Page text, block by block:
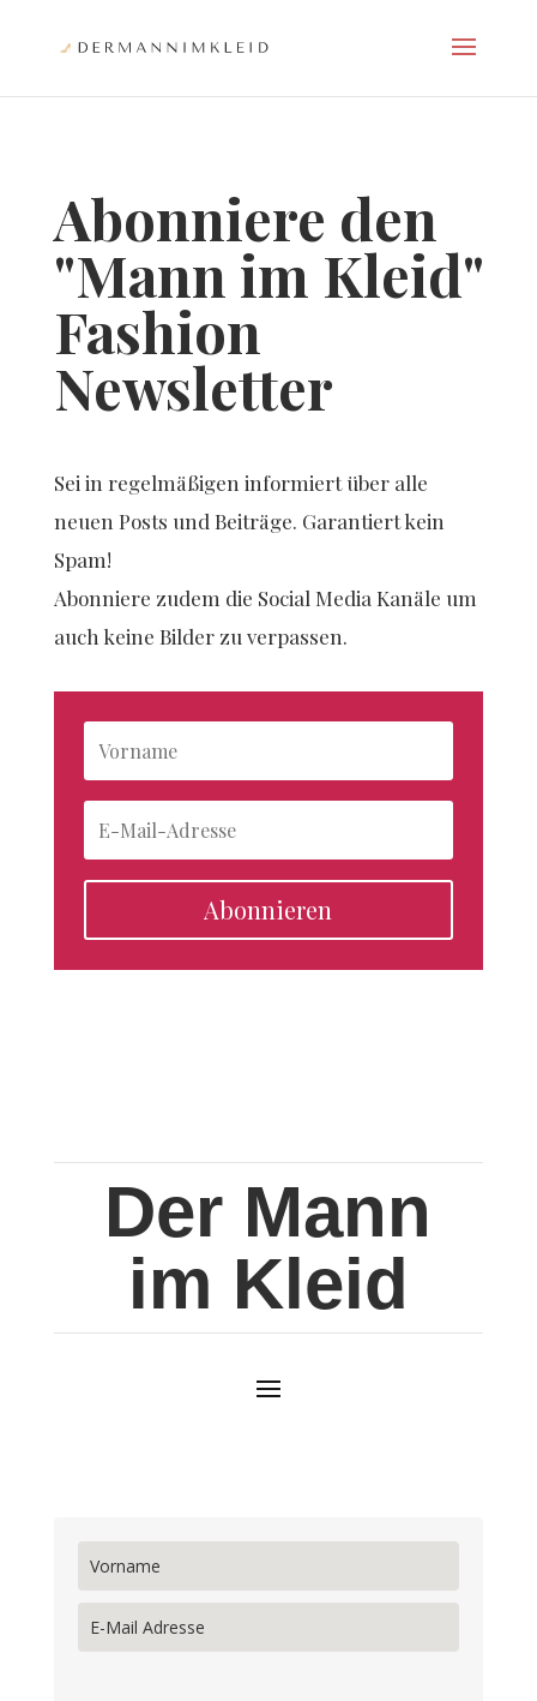
Abonniere den
"Mann im Kleid"
Fashion
Newsletter
Sei in regelmäßigen informiert über alle
neuen Posts und Beiträge. Garantiert kein
Spam!
Abonniere zudem die Social Media Kanäle um
auch keine Bilder zu verpassen.
Abonnieren
Der Mann
im Kleid